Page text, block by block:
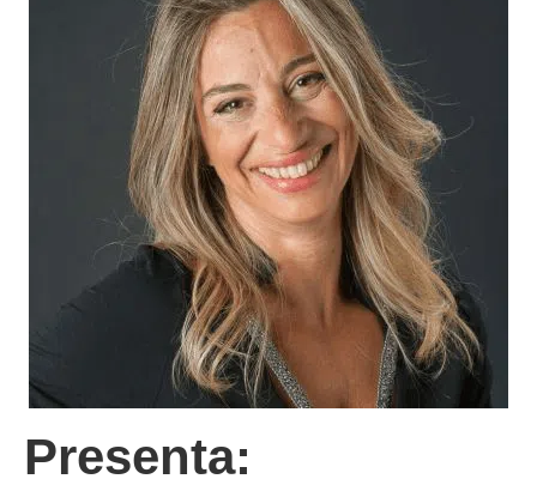
Presenta: